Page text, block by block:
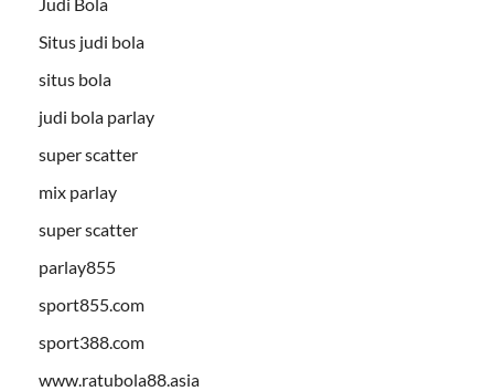
Situs judi bola
situs bola
judi bola parlay
super scatter
mix parlay
super scatter
parlay855
sport855.com
sport388.com
www.ratubola88.asia